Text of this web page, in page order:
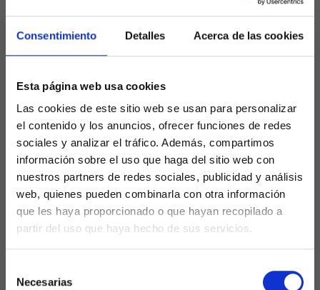
Consentimiento Detalles Acerca de las cookies
Esta página web usa cookies
Las cookies de este sitio web se usan para personalizar
el contenido y los anuncios, ofrecer funciones de redes
sociales y analizar el tráfico. Además, compartimos
información sobre el uso que haga del sitio web con
nuestros partners de redes sociales, publicidad y análisis
web, quienes pueden combinarla con otra información
que les haya proporcionado o que hayan recopilado a
partir del uso que haya hecho de sus servicios.
Necesarias